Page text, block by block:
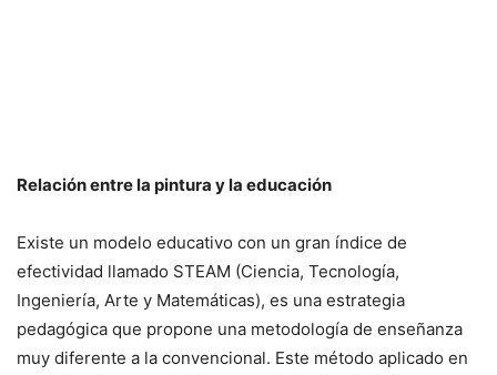
Relación entre la pintura y la educación
Existe un modelo educativo con un gran índice de
efectividad llamado STEAM (Ciencia, Tecnología,
Ingeniería, Arte y Matemáticas), es una estrategia
pedagógica que propone una metodología de enseñanza
muy diferente a la convencional. Este método aplicado en